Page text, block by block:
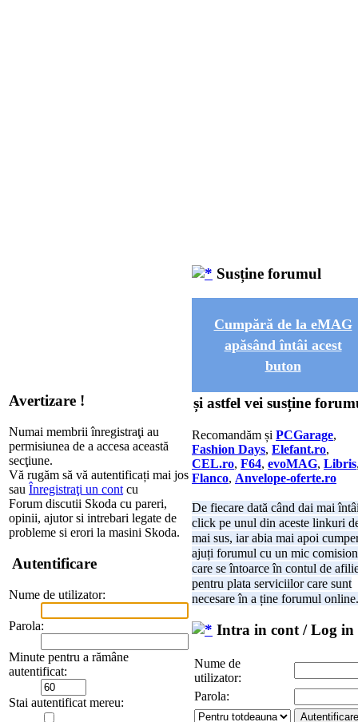
Avertizare !
Numai membrii înregistraţi au
permisiunea de a accesa această
secţiune.
Vă rugăm să vă autentificați mai jos
sau Înregistraţi un cont cu
Forum discutii Skoda cu pareri,
opinii, ajutor si intrebari legate de
probleme si erori la masini Skoda.
Autentificare
Nume de utilizator:
Parola:
Minute pentru a rămâne
autentificat:
Stai autentificat mereu:
Susține forumul
Cumpără de la eMAG
apăsând întâi acest
buton
și astfel vei susține
Recomandăm și PCGarage,
Fashion Days, Elefant.ro,
CEL.ro, F64, evoMAG, Libris
Flanco, Anvelope-oferte.ro
De fiecare dată când dai mai
click pe unul din aceste linkuri
mai sus, iar abia mai apoi
ajuți forumul cu un mic comision
care se întoarce în contul de
pentru plata serviciilor care sunt
necesare în a ține forumul online.
Intra in cont / Log in
Nume de
utilizator:
Parola: